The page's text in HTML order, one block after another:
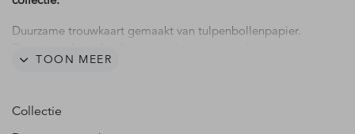
Duurzame trouwkaart gemaakt van tulpenbollenpapier.
geschilderde citroenen. Een perfecte kaart voor een
TOON MEER
Collectie